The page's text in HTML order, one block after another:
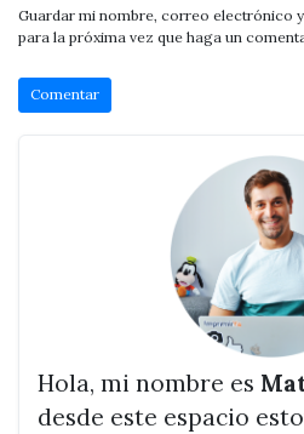
Guardar mi nombre, correo electrónico
para la próxima vez que haga un
Hola, mi nombre es
desde este espacio